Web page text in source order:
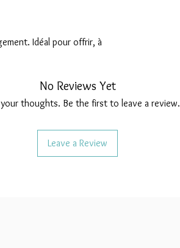
Idéal pour offrir, à
No Reviews Yet
your thoughts. Be the first to leave a review.
Leave a Review